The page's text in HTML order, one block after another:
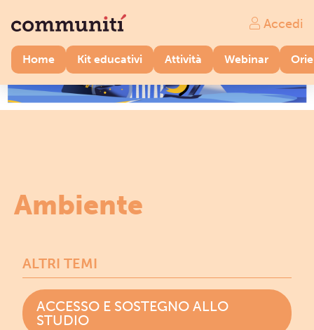
Home Kit educativi Attività Webinar
Accedi
Ambiente
ALTRI TEMI
ACCESSO E SOSTEGNO ALLO
STUDIO